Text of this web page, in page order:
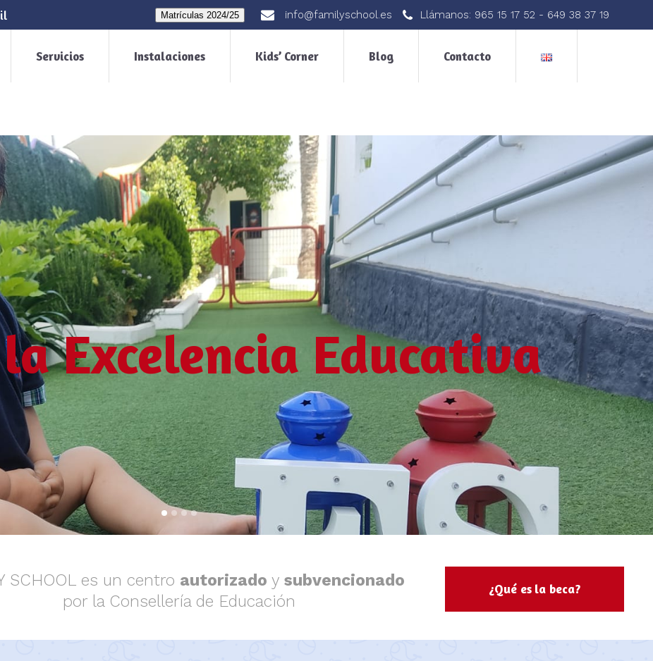
Matrículas 2024/25 info@familyschool.es Llámanos: 965 15 17 52 - 649 38 37 19
Servicios Instalaciones Kids’ Corner Blog Contacto
Excelencia Educativa
SCHOOL es un centro autorizado ysubvencionado
por la Consellería de Educación
¿Qué es la beca?